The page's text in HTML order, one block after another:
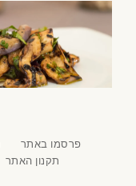
פרסמו באתר
תקנון האתר